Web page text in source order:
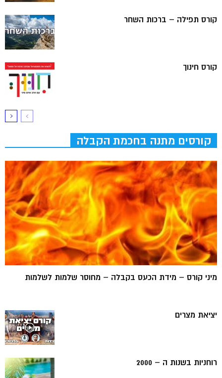
קורס תפילה – ברכות השחר
קורס חינוך
קורסים מתנה בחכמת הקבלה
מיני קורס – מידת הכעס בקבלה – מחוסר שלמות לשלמות
יציאת מצרים
רוחניות בשנות ה – 2000